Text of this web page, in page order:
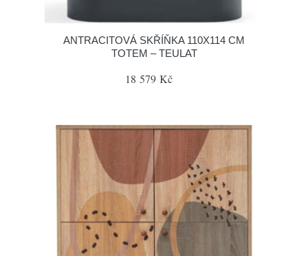
ANTRACITOVÁ SKŘÍŇKA 110X114 CM
TOTEM – TEULAT
18 579 Kč